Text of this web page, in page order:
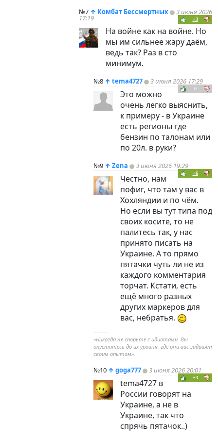
№7 ↑ Комбат Бессмертных 3 июня 2026
17:19 +3
На войне как на войне. Но
мы им сильнее жару даём,
ведь так? Раз в сто
минимум.
№8 ↑ tema4727 3 июня 2026 17:29
0
Это можно
очень легко выяснить,
к примеру - в Украине
есть регионы где
бензин по талонам или
по 20л. в руки?
№9 ↑ Zena 3 июня 2026 19:29
+6
Честно, нам
пофиг, что там у вас в
Хохляндии и по чём.
Но если вы тут типа под
своих косите, то не
палитесь так, у нас
принято писать на
Украине. А то прямо
пятачки чуть ли не из
каждого комментария
торчат. Кстати, есть
ещё много разных
других маркеров для
вас, небратья.
----------
«Никогда не спорьте с идиотами. Вы
опуститесь до их уровня, где они вас задавят
своим опытом».
№10 ↑ goga777 3 июня 2026 20:01
+3
tema4727 в
России говорят на
Украине, а не в
Украине, так что
спрячь пятачок..)